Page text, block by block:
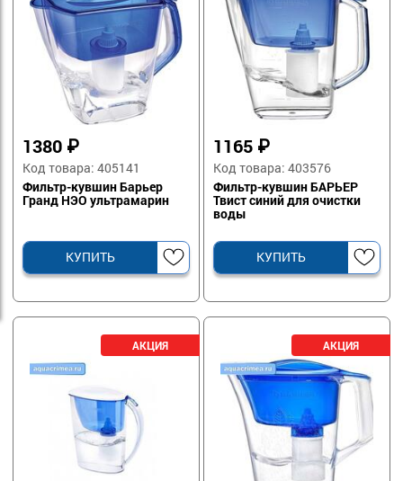
1380 ₽
Код товара: 405141
Фильтр-кувшин Барьер
Гранд НЭО ультрамарин
КУПИТЬ
1165 ₽
Код товара: 403576
Фильтр-кувшин БАРЬЕР
Твист синий для очистки
воды
КУПИТЬ